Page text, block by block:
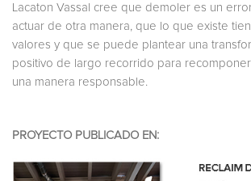
Lacaton Vassal cree que demoler es un
actuar de otra manera, que lo que existe
valores y que se puede plantear una
positivo de largo recorrido para
una manera responsable.
PROYECTO PUBLICADO EN: